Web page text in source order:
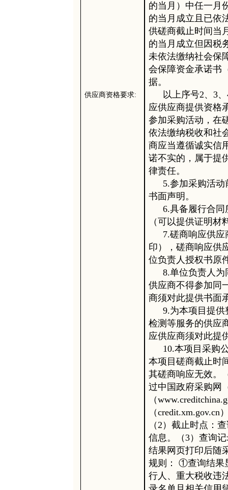
供应商资格要求:
的当月）中任一月
的当月成立且已依
供磋商截止时间当
的当月成立但因税
未依法缴纳社会保
会保障资金承诺书
据。
以上序号2、3
应供应商提供资格
参加采购活动，在
依法缴纳税收和社
商应当遵循诚实信
诺不实的，属于提
律责任。
5.参加采购活
书面声明。
6.具备履行合
（可以提供证明材
7.磋商响应供
印），磋商响应供
位负责人授权书原
8.单位负责人
供应商不得参加同
商须对此提供书面
9.为本项目提
检测等服务的供应
应供应商须对此提
10.本项目采购
本项目磋商截止时
其磋商响应无效。
过中国政府采购网
（
（
（2）截止时点：
信息。（3）查询
结果网页打印后随
规则： ①查询结果
行人、重大税收违